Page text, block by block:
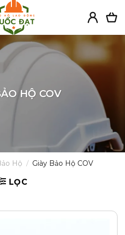
HỘ COV
Hộ / Giày Bảo Hộ COV
LỌC